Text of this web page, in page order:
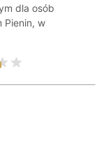
dla osób
Pienin, w